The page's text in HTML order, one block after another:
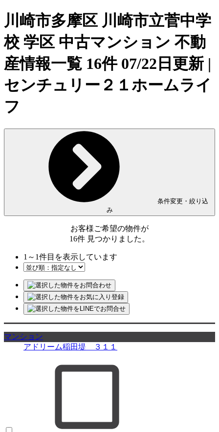
川崎市多摩区 川崎市立菅中学
校 学区 中古マンション 不動
産情報一覧 16件 07/22日更新 |
センチュリー２１ホームライ
フ
条件変更・絞り込
み
お客様ご希望の物件が
16件 見つかりました。
1 ～ 1件目を表示しています
マンション
アドリーム稲田堤 ３１１